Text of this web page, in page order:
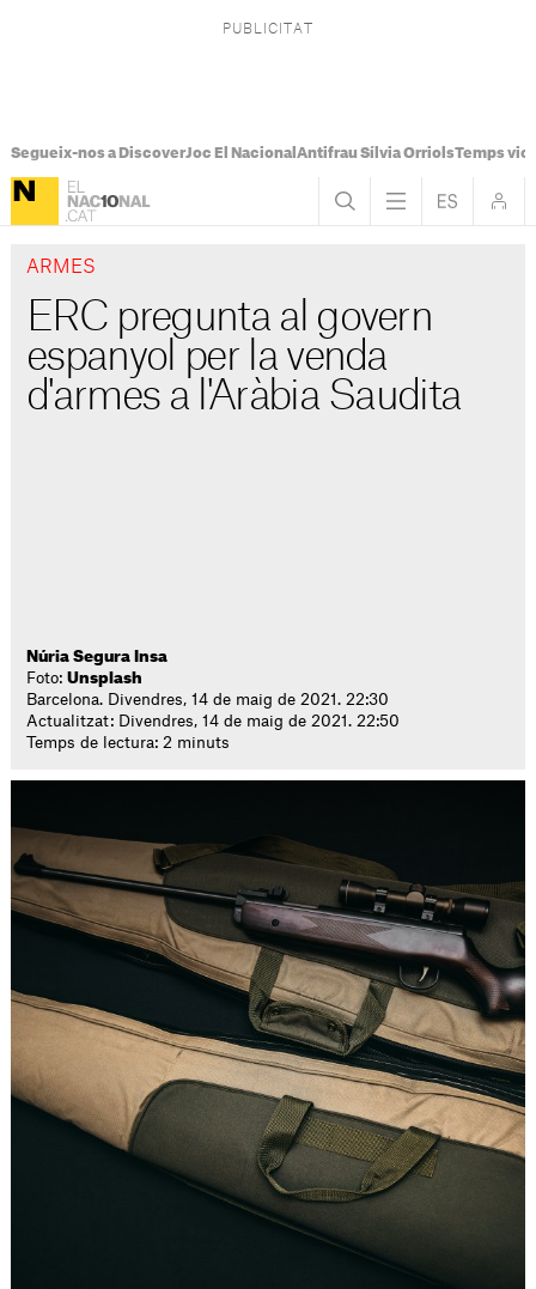
Segueix-nos a DiscoverJoc El Nacional Antifrau Sílvia OrriolsTemps
ARMES
ERC pregunta al govern
espanyol per la venda
d'armes a l'Aràbia Saudita
Núria Segura Insa
Foto:Unsplash
Barcelona. Divendres, 14 de maig de 2021. 22:30
Actualitzat: Divendres, 14 de maig de 2021. 22:50
Temps de lectura: 2 minuts